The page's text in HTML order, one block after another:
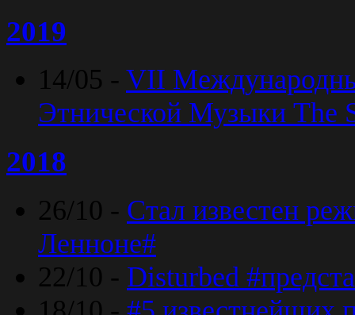
2019
14/05 - VII
Этнической Музыки The
2018
26/10 - Стал известен
Ленноне#
22/10 - Disturbed